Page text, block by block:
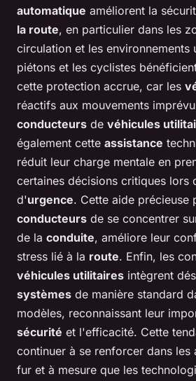
automatique améliorent la
la route, en particulier dans les
circulation et les environnements
piétons et les cyclistes
cette protection accrue, car les
réactifs aux mouvements
conducteurs de véhicules
également cette assistance
réduit leur charge mentale en
certaines décisions critiques lors
d'urgence. Cette aide précieuse
conducteurs de se concentrer
de la conduite, améliore leur
stress lié à la route. Enfin, les
véhicules utilitaires intègrent
systèmes de manière standard
modèles, reconnaissant leur
sécurité et l'efficacité. Cette
continuer à se renforcer dans les
fur et à mesure que les